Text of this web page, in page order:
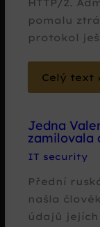
pomalu
protokol
Celý text
Jedna
zamilovala
IT security
Přední
našla
údajů